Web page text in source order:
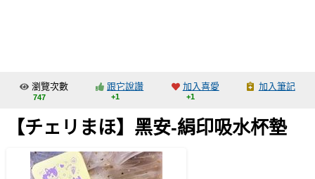
交流中心
攤位轉讓區
會員中心
瀏覽次數
747
跟它說讚
+1
加入喜愛
+1
加入筆記
【チェリまほ】黑安-絹印吸水杯墊